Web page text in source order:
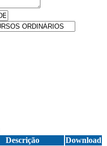
Descrição
Download